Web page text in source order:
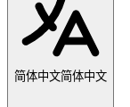
简体中文简体中文